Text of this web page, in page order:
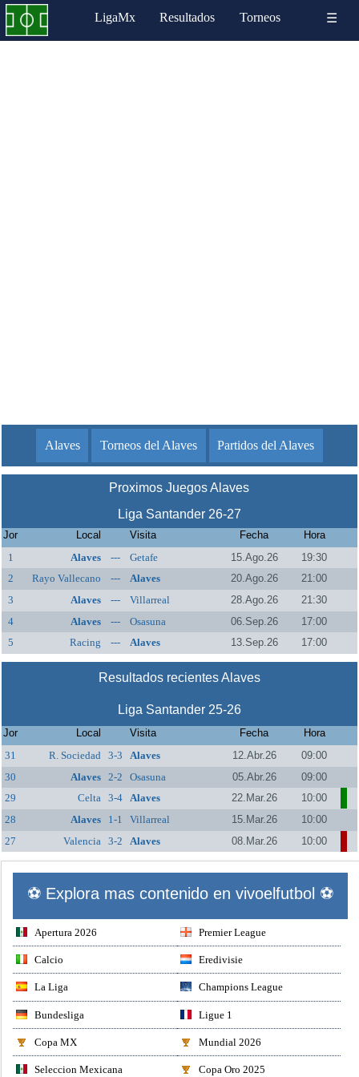
LigaMx Resultados Torneos ☰
Alaves Torneos del Alaves Partidos del Alaves
Proximos Juegos Alaves
Liga Santander 26-27
Jor Local Visita Fecha
Hora
1
Alaves --- Getafe 15.Ago.26
19:30
2
Rayo Vallecano --- Alaves 20.Ago.26
21:00
3
Alaves --- Villarreal 28.Ago.26
21:30
4
Alaves --- Osasuna 06.Sep.26
17:00
5
Racing --- Alaves 13.Sep.26 17:00
Resultados recientes Alaves
Liga Santander 25-26
Jor Local Visita Fecha
Hora
31
R. Sociedad 3-3 Alaves 12.Abr.26
09:00
30
Alaves 2-2 Osasuna 05.Abr.26
09:00
29
Celta 3-4 Alaves 22.Mar.26
10:00
28
Alaves 1-1 Villarreal 15.Mar.26
10:00
27
Valencia 3-2 Alaves 08.Mar.26 10:00
⚽ Explora mas contenido en vivoelfutbol ⚽
Apertura 2026 Premier League
Calcio Eredivisie
La Liga Champions League
Bundesliga Ligue 1
Copa MX Mundial 2026
Seleccion Mexicana Copa Oro 2025